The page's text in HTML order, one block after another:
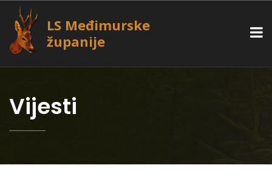
LS Međimurske
županije
Vijesti